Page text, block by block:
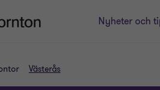
Nyheter och
Västerås